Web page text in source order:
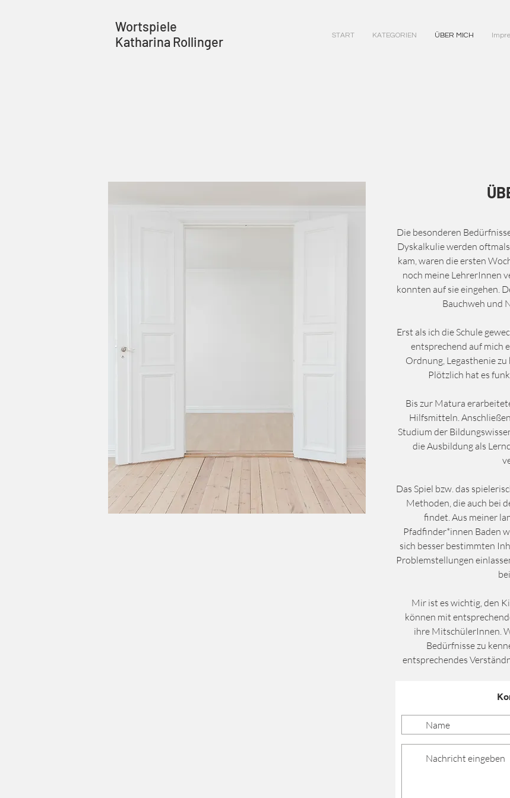
Wortspiele
Katharina Rollinger
START KATEGORIEN ÜBER MICH
Die besonderen
Dyskalkulie werden
kam, waren die ersten
noch meine LehrerInnen
konnten auf sie eingehen.
Bauchweh und
Erst als ich die Schule
entsprechend auf mich
Ordnung, Legasthenie
Plötzlich hat es
Bis zur Matura
Hilfsmitteln.
Studium der
die Ausbildung als
Das Spiel bzw. das
Methoden, die auch bei
findet. Aus meiner
Pfadfinder*innen Baden
sich besser bestimmten
Problemstellungen
Mir ist es wichtig, den
können mit
ihre MitschülerInnen.
Bedürfnisse zu
entsprechendes